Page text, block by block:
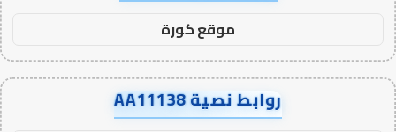
موقع كورة
روابط نصية AA11138